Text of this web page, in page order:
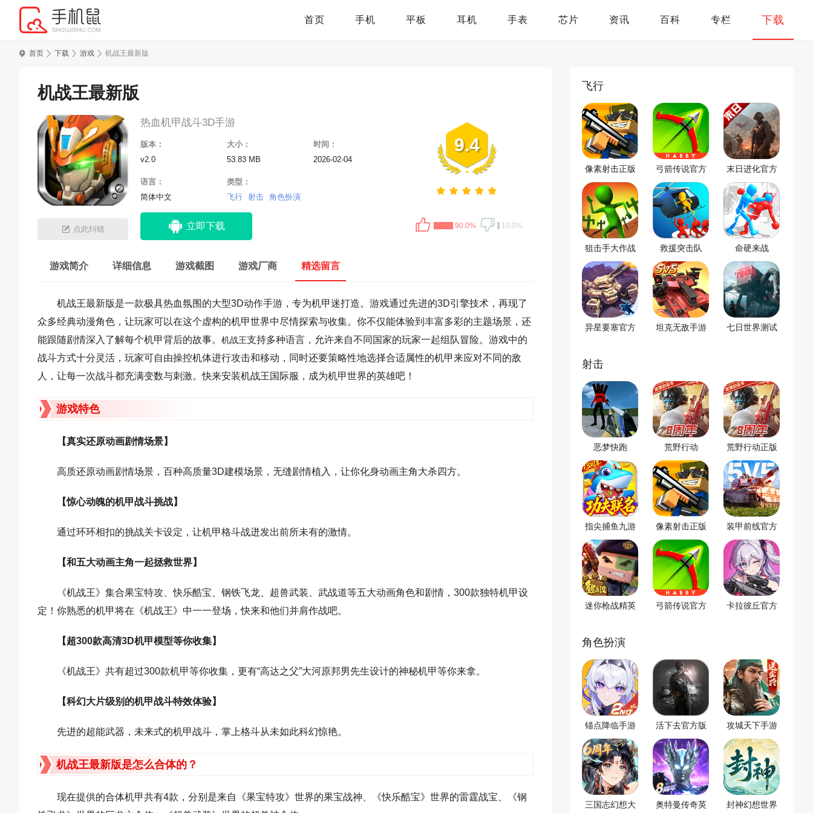
首页 手机 平板 耳机 手表 芯片 资讯 百科 专栏 下载
首页 下载 游戏 机战王最新版
机战王最新版
9.4
90.0% 10.0%
点此纠错
热血机甲战斗3D手游
版本：
v2.0
大小：
53.83 MB
时间：
2026-02-04
语言：
简体中文
类型：
飞行
射击 角色扮演
立即下载
游戏简介 详细信息 游戏截图 游戏厂商 精选留言
机战王最新版是一款极具热血氛围的大型3D动作手游，专为机甲迷打造。游戏通过先进的3D引擎技术，再现了
众多经典动漫角色，让玩家可以在这个虚构的机甲世界中尽情探索与收集。你不仅能体验到丰富多彩的主题场景，还
能跟随剧情深入了解每个机甲背后的故事。 机战王支持多种语言，允许来自不同国家的玩家一起组队冒险。游戏中的
战斗方式十分灵活，玩家可自由操控机体进行攻击和移动，同时还要策略性地选择合适属性的机甲来应对不同的敌
人，让每一次战斗都充满变数与刺激。快来安装机战王国际服，成为机甲世界的英雄吧！
游戏特色
【真实还原动画剧情场景】
高质还原动画剧情场景，百种高质量3D建模场景，无缝剧情植入，让你化身动画主角大杀四方。
【惊心动魄的机甲战斗挑战】
通过环环相扣的挑战关卡设定，让机甲格斗战迸发出前所未有的激情。
【和五大动画主角一起拯救世界】
《机战王》集合果宝特攻、快乐酷宝、钢铁飞龙、超兽武装、武战道等五大动画角色和剧情，300款独特机甲设
定！你熟悉的机甲将在《机战王》中一一登场，快来和他们并肩作战吧。
【超300款高清3D机甲模型等你收集】
《机战王》共有超过300款机甲等你收集，更有“高达之父”大河原邦男先生设计的神秘机甲等你来拿。
【科幻大片级别的机甲战斗特效体验】
先进的超能武器，未来式的机甲战斗，掌上格斗从未如此科幻惊艳。
机战王最新版是怎么合体的？
现在提供的合体机甲共有4款，分别是来自《果宝特攻》世界的果宝战神、《快乐酷宝》世界的雷霆战宝、《钢
飞行
像素射击正版
弓箭传说官方
正版
末日进化官方
版
狙击手大作战 救援突击队 命硬来战
异星要塞官方
坦克无敌手游
七日世界测试
射击
恶梦快跑 荒野行动
荒野行动正版
手游
指尖捕鱼九游
版
像素射击正版
装甲前线官方
版
迷你枪战精英
弓箭传说官方
卡拉彼丘官方
角色扮演
锚点降临手游 活下去官方版 攻城天下手游
三国志幻想大
奥特曼传奇英
封神幻想世界